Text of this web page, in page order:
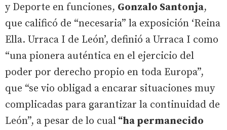
y Deporte en funciones, Gonzalo Santonja,
que calificó de “necesaria” la exposición ‘Reina
Ella. Urraca I de León’, definió a Urraca I como
“una pionera auténtica en el ejercicio del
poder por derecho propio en toda Europa”,
que “se vio obligad a encarar situaciones muy
complicadas para garantizar la continuidad de
León”, a pesar de lo cual “ha permanecido